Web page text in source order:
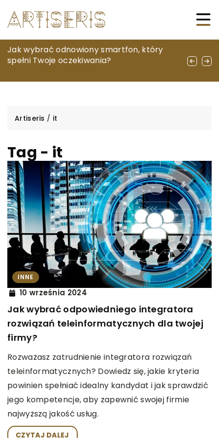
Pasja podróżnika: Jak rękodzieło z różnych
kultur inspiruje nasze twórcze hobby
Jak wybrać odnowiony smartfon, który
spełni Twoje oczekiwania?
Unikalne pomysły na upominki dla
edukatorów z wykorzystaniem produktów
Artiseris / it
Tag - it
INNE
10 września 2024
Jak wybrać odpowiedniego integratora
rozwiązań teleinformatycznych dla twojej
firmy?
Rozważasz zatrudnienie integratora rozwiązań
teleinformatycznych? Dowiedz się, jakie kryteria
powinien spełniać idealny kandydat i jak sprawdzić
jego kompetencje, aby zapewnić swojej firmie
najwyższą jakość usług.
CZYTAJ DALEJ